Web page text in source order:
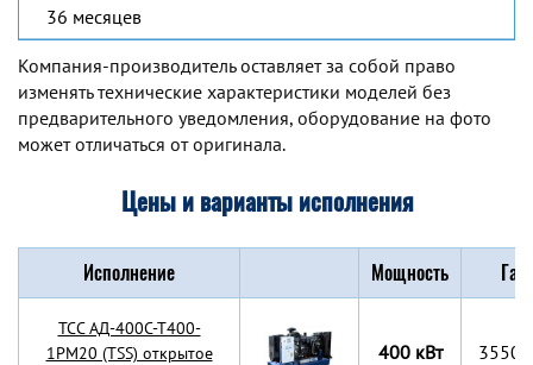
36 месяцев
Компания-производитель оставляет за собой право
изменять технические характеристики моделей без
предварительного уведомления, оборудование на фото
может отличаться от оригинала.
Цены и варианты исполнения
Исполнение Мощность
TCC АД-400С-Т400-
1РМ20 (TSS) открытое
400 кВт